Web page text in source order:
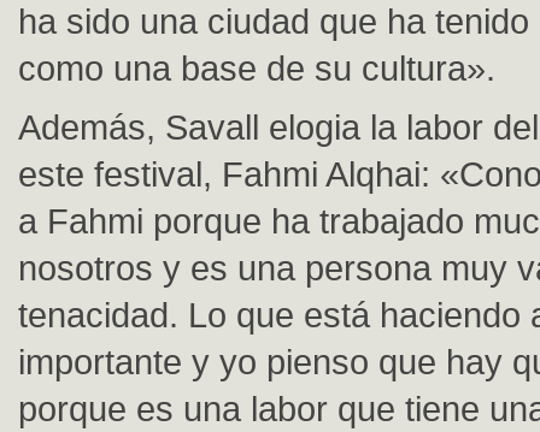
ha sido una ciudad que ha
como una base de su cultura».
Además, Savall elogia la labor
este festival, Fahmi Alqhai:
a Fahmi porque ha trabajado
nosotros y es una persona muy
tenacidad. Lo que está haciendo
importante y yo pienso que hay
porque es una labor que tiene